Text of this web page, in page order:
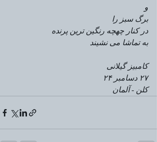
و
برگ سبز را
در کنار چهچه رنگین ترین پرنده
به تماشا می نشیند
کامبیز گیلانی
۲۷ دسامبر ۲۴
کلن - آلمان